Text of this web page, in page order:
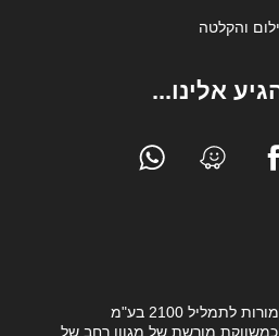
והקלטה
אלינו...
לתמליל 2100 בע"מ
מורשת של מגוון רחב של